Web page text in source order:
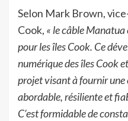
Selon Mark Brown,
Cook, « le câble
pour les îles Cook. Ce
numérique des îles Cook
projet visant à fournir
abordable, résiliente et
C’est formidable de